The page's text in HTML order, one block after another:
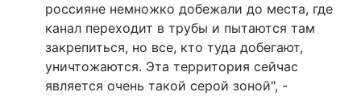
россияне немножко добежали до места, где
канал переходит в трубы и пытаются там
закрепиться, но все, кто туда добегают,
уничтожаются. Эта территория сейчас
является очень такой серой зоной", -